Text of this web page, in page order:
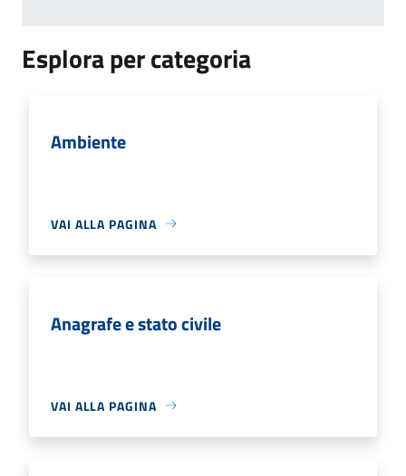
Esplora per categoria
Ambiente
VAI ALLA PAGINA
Anagrafe e stato civile
VAI ALLA PAGINA